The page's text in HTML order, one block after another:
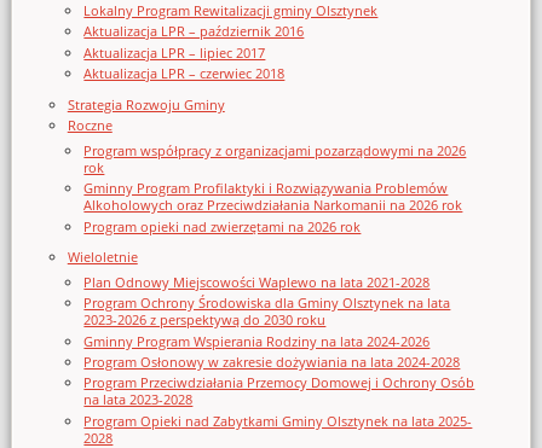
Lokalny Program Rewitalizacji gminy Olsztynek
Aktualizacja LPR – październik 2016
Aktualizacja LPR – lipiec 2017
Aktualizacja LPR – czerwiec 2018
Strategia Rozwoju Gminy
Roczne
Program współpracy z organizacjami pozarządowymi na 2026
rok
Gminny Program Profilaktyki i Rozwiązywania Problemów
Alkoholowych oraz Przeciwdziałania Narkomanii na 2026 rok
Program opieki nad zwierzętami na 2026 rok
Wieloletnie
Plan Odnowy Miejscowości Waplewo na lata 2021-2028
Program Ochrony Środowiska dla Gminy Olsztynek na lata
2023-2026 z perspektywą do 2030 roku
Gminny Program Wspierania Rodziny na lata 2024-2026
Program Osłonowy w zakresie dożywiania na lata 2024-2028
Program Przeciwdziałania Przemocy Domowej i Ochrony Osób
na lata 2023-2028
Program Opieki nad Zabytkami Gminy Olsztynek na lata 2025-
2028